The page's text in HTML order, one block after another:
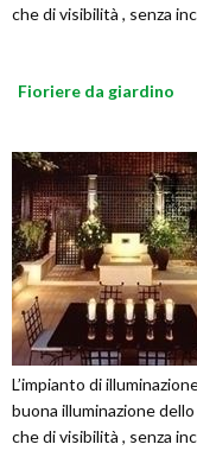
che di visibilità , senza
Fioriere da giardino
L’impianto di
buona illuminazione
che di visibilità , senza